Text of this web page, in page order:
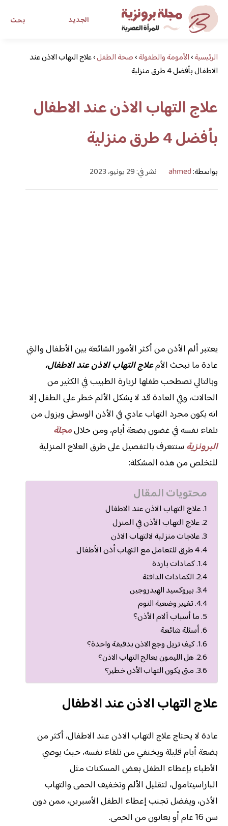
بحث الجديد
مجلة برونزية للفتاة العصريةالرئيسية›الأمومة والطفولة›صحة الطفل›علاج التهاب الاذن عند
الاطفال بأفضل 4 طرق منزلية
علاج التهاب الاذن عند الاطفال
بأفضل 4 طرق منزلية
بواسطة:ahmed نشر في: 29 يونيو، 2023
يعتبر ألم الأذن من أكثر الأمور الشائعة بين الأطفال والتي
عادة ما تبحث الأمعلاج التهاب الاذن عند الاطفال،
وبالتالي تصطحب طفلها لزيارة الطبيب في الكثير من
الحالات، وفي العادة قد لا يشكل الألم خطر على الطفل إلا
انه يكون مجرد التهاب عادي في الأذن الوسطى ويزول من
تلقاء نفسه في غضون بضعة أيام، ومن خلالمجلة
البرونزية سنتعرف بالتفصيل على طرق العلاج المنزلية
للتخلص من هذه المشكلة:
محتويات المقال
علاج التهاب الاذن عند الاطفال
علاج التهاب الأذن في المنزل
علاجات منزلية لالتهاب الاذن
4 طرق للتعامل مع التهاب أذن الأطفال
كمادات باردة
الكمادات الدافئة
بيروكسيد الهيدروجين
تغيير وضعية النوم
ما أسباب آلام الأذن؟
أسئلة شائعة
كيف تزيل وجع الاذن بدقيقة واحدة؟
هل الليمون يعالج التهاب الاذن؟
متى يكون التهاب الأذن خطير؟
علاج التهاب الاذن عند الاطفال
عادة لا يحتاج علاج التهاب الاذن عند الاطفال، أكثر من
بضعة أيام قليلة ويختفي من تلقاء نفسه، حيث يوصي
الأطباء بإعطاء الطفل بعض المسكنات مثل
الباراسيتامول، لتقليل الألم وتخفيف الحمى والتهاب
الأذن، ويفضل تجنب إعطاء الطفل الأسبرين، ممن دون
سن 16 عام أو يعانون من الحمى.